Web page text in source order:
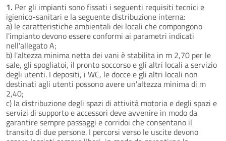
1. Per gli impianti sono fissati i seguenti requisiti tecnici e
igienico-sanitari e la seguente distribuzione interna:
a) le caratteristiche ambientali dei locali che compongono
l'impianto devono essere conformi ai parametri indicati
nell'allegato A;
b) l'altezza minima netta dei vani è stabilita in m 2,70 per le
sale, gli spogliatoi, il pronto soccorso e gli altri locali a servizio
degli utenti. I depositi, i WC, le docce e gli altri locali non
destinati agli utenti possono avere un'altezza minima di m
2,40;
c) la distribuzione degli spazi di attività motoria e degli spazi e
servizi di supporto e accessori deve avvenire in modo da
garantire sempre passaggi e corridoi che consentano il
transito di due persone. I percorsi verso le uscite devono